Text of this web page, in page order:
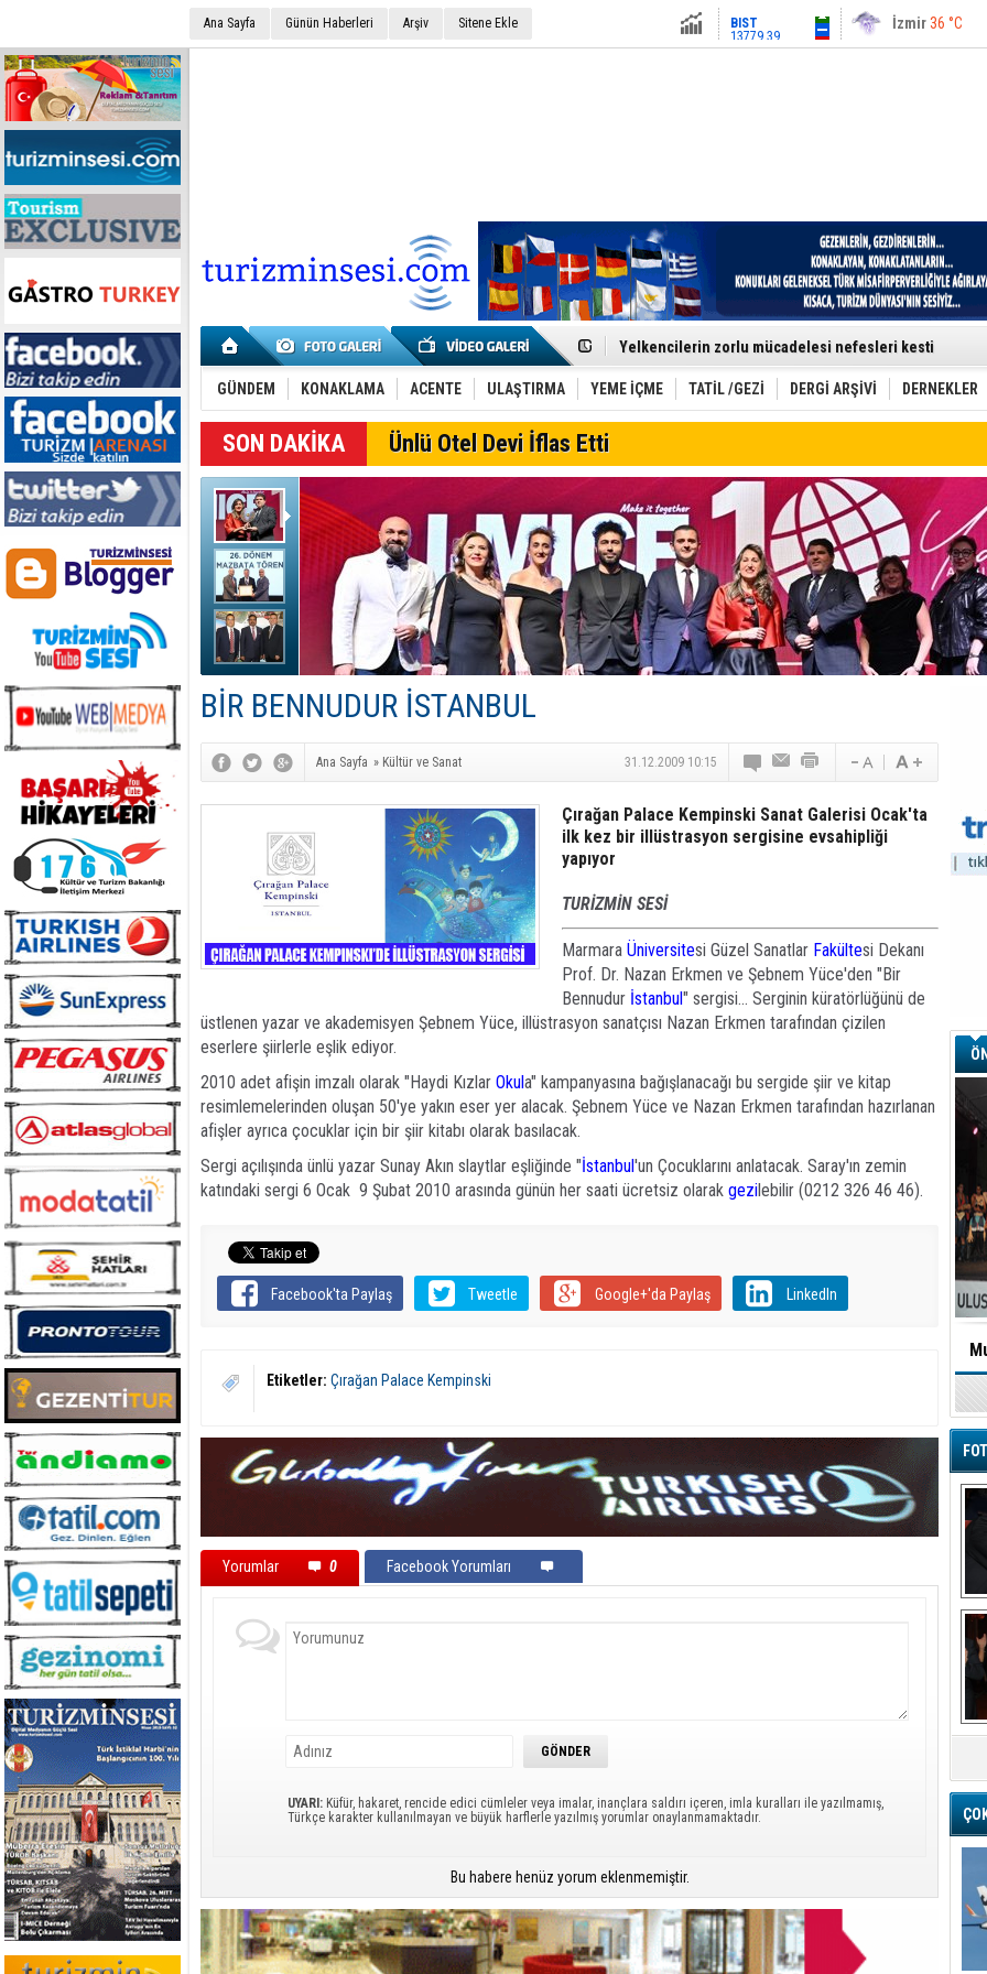
Ana Sayfa Günün Haberleri Arşiv Sitene Ekle
Altın6659.71 İstanbul 31 °C
Denizli–İstanbul Seferleri Yeniden Günde İkiye Düştü
Yelkencilerin zorlu mücadelesi nefesleri kesti
Ankara–St. Petersburg Hattı Turizmi Hareketlendirdi
Ultra Trail Tutkunları Kaçkar’da Buluşuyor
Kolaysoft Teknoloji, Bilişim500’de 5 yıl üst üste zirvede
Türk Turistlerin Gözdesi: Yunan Adaları
İDO, Midilli’ye Üçüncü Uluslararası Hattını Akçay’dan
Trabzon UNESCO Gastronomi Şehri Yolunda
Etkinlik sektörünün Çatı Kuruluşlardan İstanbul Zirvesi
Turizm Yatırımlarında Gerçek Risk: Plansızlık
Çelebi–THY İş Birliğiyle Kenya’da Güçleniyor
Global Yatırım Holding,%38 Artış: Net Kâr 46,5 Milyon
Yabancı Dijital Platformlara Ayrıcalık Yasası
Tatilsepeti’nden Villa Tatili Modeli
GÜNDEM KONAKLAMA ACENTE ULAŞTIRMA YEME İÇME TATİL /GEZİ DERGİ ARŞİVİ DERNEKLER
SON DAKİKA Ünlü Otel Devi İflas Etti
BİR BENNUDUR İSTANBUL
Ana Sayfa » Kültür ve Sanat 31.12.2009 10:15
Çırağan Palace Kempinski Sanat Galerisi Ocak'ta
ilk kez bir illüstrasyon sergisine evsahipliği
yapıyor
TURİZMİN SESİ
Marmara Üniversitesi Güzel Sanatlar Fakültesi Dekanı
Prof. Dr. Nazan Erkmen ve Şebnem Yüce'den "Bir
Bennudur İstanbul" sergisi... Serginin küratörlüğünü de
üstlenen yazar ve akademisyen Şebnem Yüce, illüstrasyon sanatçısı Nazan Erkmen tarafından çizilen
eserlere şiirlerle eşlik ediyor.
2010 adet afişin imzalı olarak "Haydi Kızlar Okula" kampanyasına bağışlanacağı bu sergide şiir ve kitap
resimlemelerinden oluşan 50'ye yakın eser yer alacak. Şebnem Yüce ve Nazan Erkmen tarafından hazırlanan
afişler ayrıca çocuklar için bir şiir kitabı olarak basılacak.
Sergi açılışında ünlü yazar Sunay Akın slaytlar eşliğinde "İstanbul'un Çocuklarını anlatacak. Saray'ın zemin
katındaki sergi 6 Ocak  9 Şubat 2010 arasında günün her saati ücretsiz olarak gezilebilir (0212 326 46 46).
Facebook'ta Paylaş Tweetle Google+'da Paylaş LinkedIn
Etiketler: Çırağan Palace Kempinski
Yorumlar 0 Facebook Yorumları
UYARI: Küfür, hakaret, rencide edici cümleler veya imalar, inançlara saldırı içeren, imla kuralları ile yazılmamış,
Türkçe karakter kullanılmayan ve büyük harflerle yazılmış yorumlar onaylanmamaktadır.
Bu habere henüz yorum eklenmemiştir.